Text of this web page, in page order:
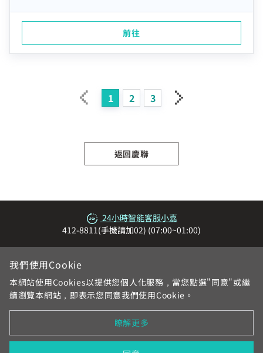
前往
1 2 3
返回慶聯
24小時智能客服小嘉
412-8811(手機請加02) (07:00~01:00)
服務區域與電話 各地系統台
合作提案
個資與隱私權告知 契約與規章 在地新聞
我們使用Cookie
本網站使用Cookies以提供您個人化服務，當您點選"同意"或繼
續瀏覽本網站，即表示您同意我們使用Cookie。
瞭解更多